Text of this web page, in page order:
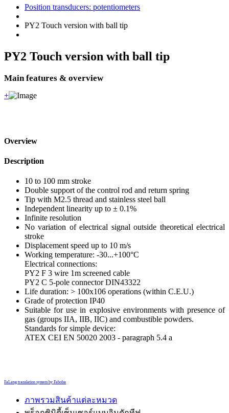
Position transducers: potentiometers
PY2 Touch version with ball tip
PY2 Touch version with ball tip
Main features & overview
+
Overview
Description
10 to 100 mm stroke
Double support of the control rod and return spring
Tip with M2.5 thread and stainless steel ball
Independent linearity up to ± 0.1%
Infinite resolution
No variation of electrical signal outside theoretical electrical
stroke
Displacement speed up to 10 m/s
Working temperature: -30...+100°C
Electrical connections:
PY2 F 3 wire 1m screened cable
PY2 C 5-pole connector DIN43322
Life duration: > 100x106 operations (within C.E.U.)
Grade of protection IP40
Suitable for use in explosive environments with presence of
gas (groups IIA, IIB, IIC) and combustible powders.
Standards for simple device:
ATEX CEI EN 50020 2003 - paragraph 5.4 a
FaLang translation system by Faboba
ภาพรวมสินค้าแต่ละหมวด